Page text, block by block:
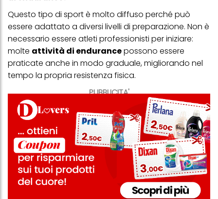
PUBBLICITA'
Questo tipo di sport è molto diffuso perché può
essere adattato a diversi livelli di preparazione. Non è
necessario essere atleti professionisti per iniziare:
molte attività di endurancepossono essere
praticate anche in modo graduale, migliorando nel
tempo la propria resistenza fisica.